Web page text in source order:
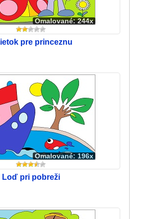
Omalované: 244x
pre princeznu
Omalované: 196x
Loď pri pobreži